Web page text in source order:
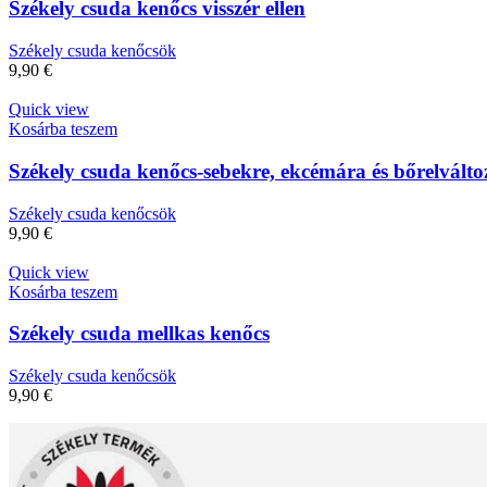
Székely csuda kenőcs visszér ellen
Székely csuda kenőcsök
9,90 €
Quick view
Kosárba teszem
Székely csuda kenőcs-sebekre, ekcémára és
Székely csuda kenőcsök
9,90 €
Quick view
Kosárba teszem
Székely csuda mellkas kenőcs
Székely csuda kenőcsök
9,90 €